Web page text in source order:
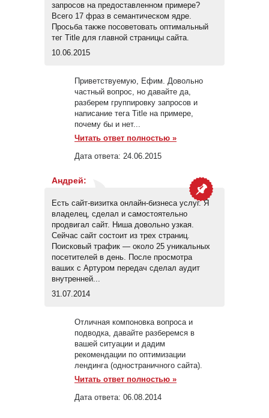
запросов на предоставленном примере?
Всего 17 фраз в семантическом ядре.
Просьба также посоветовать оптимальный
тег Title для главной страницы сайта.
10.06.2015
Приветствуемую, Ефим. Довольно
частный вопрос, но давайте да,
разберем группировку запросов и
написание тега Title на примере,
почему бы и нет...
Читать ответ полностью »
Дата ответа: 24.06.2015
Андрей:
Есть сайт-визитка онлайн-бизнеса услуг. Я
владелец, сделал и самостоятельно
продвигал сайт. Ниша довольно узкая.
Сейчас сайт состоит из трех страниц.
Поисковый трафик — около 25 уникальных
посетителей в день. После просмотра
ваших с Артуром передач сделал аудит
внутренней...
31.07.2014
Отличная компоновка вопроса и
подводка, давайте разберемся в
вашей ситуации и дадим
рекомендации по оптимизации
лендинга (одностраничного сайта).
Читать ответ полностью »
Дата ответа: 06.08.2014